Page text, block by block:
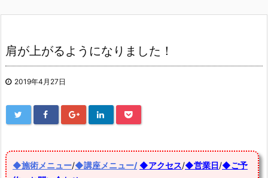
肩が上がるようになりました！
2019年4月27日
◆施術メニュー/◆講座メニュー/ ◆アクセス/◆営業日/◆ご予